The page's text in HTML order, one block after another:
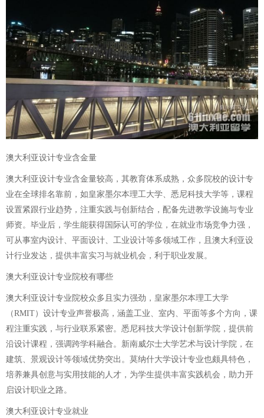
澳大利亚设计专业含金量
澳大利亚设计专业含金量较高，其教育体系成熟，众多院校的设计专
业在全球排名靠前，如皇家墨尔本理工大学、悉尼科技大学等，课程
设置紧跟行业趋势，注重实践与创新结合，配备先进教学设施与专业
师资。毕业后，学生能获得国际认可的学位，在就业市场竞争力强，
可从事室内设计、平面设计、工业设计等多领域工作，且澳大利亚设
计行业发达，提供丰富实习与就业机会，利于职业发展。
澳大利亚设计专业院校有哪些
澳大利亚设计专业院校众多且实力强劲，皇家墨尔本理工大学
（RMIT）设计专业声誉极高，涵盖工业、室内、平面等多个方向，课
程注重实践，与行业联系紧密。悉尼科技大学设计创新学院，提供前
沿设计课程，强调跨学科融合。新南威尔士大学艺术与设计学院，在
建筑、景观设计等领域优势突出。莫纳什大学设计专业也颇具特色，
培养兼具创意与实用技能的人才，为学生提供丰富实践机会，助力开
启设计职业之路。
澳大利亚设计专业就业